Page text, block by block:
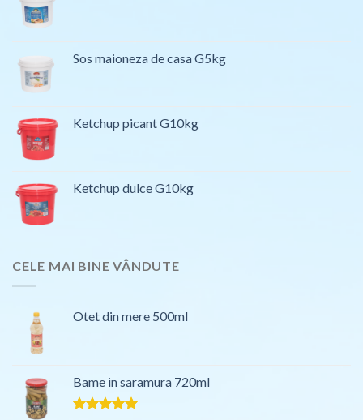
Sos maioneza de casa G5kg
Ketchup picant G10kg
Ketchup dulce G10kg
CELE MAI BINE VÂNDUTE
Otet din mere 500ml
Bame in saramura 720ml